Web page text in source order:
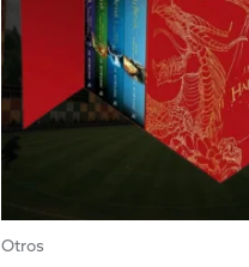
Otros